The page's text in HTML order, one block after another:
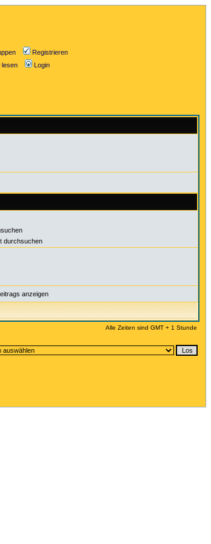
Registrieren
lesen Login
durchsuchen
anzeigen
Alle Zeiten sind GMT + 1 Stunde